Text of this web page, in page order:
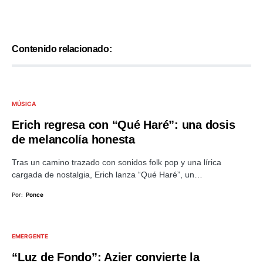
Contenido relacionado:
MÚSICA
Erich regresa con “Qué Haré”: una dosis
de melancolía honesta
Tras un camino trazado con sonidos folk pop y una lírica
cargada de nostalgia, Erich lanza “Qué Haré”, un…
Por: Ponce
EMERGENTE
“Luz de Fondo”: Azier convierte la